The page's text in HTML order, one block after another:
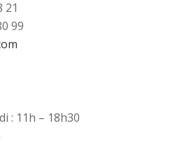
21
99
: 11h – 18h30